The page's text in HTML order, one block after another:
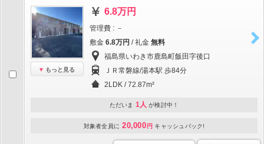
もっと見る
6.8万円
管理費 : －
敷金 6.8万円 / 礼金 無料
福島県いわき市鹿島町飯田字後口
ＪＲ常磐線/湯本駅 歩84分
2LDK / 72.87m²
ただいま 1人 が検討中！
対象者全員に 20,000 円 キャッシュバック!